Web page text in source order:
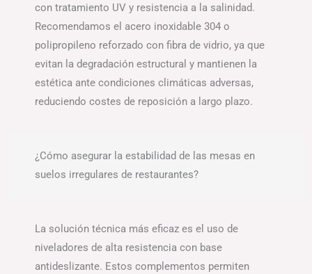
con tratamiento UV y resistencia a la salinidad.
Recomendamos el acero inoxidable 304 o
polipropileno reforzado con fibra de vidrio, ya que
evitan la degradación estructural y mantienen la
estética ante condiciones climáticas adversas,
reduciendo costes de reposición a largo plazo.
¿Cómo asegurar la estabilidad de las mesas en
suelos irregulares de restaurantes?
La solución técnica más eficaz es el uso de
niveladores de alta resistencia con base
antideslizante. Estos complementos permiten